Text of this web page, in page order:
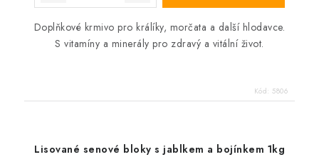
Doplňkové krmivo pro králíky, morčata a další hlodavce.
S vitamíny a minerály pro zdravý a vitální život.
Kód: 5806
Lisované senové bloky s jablkem a bojínkem 1kg